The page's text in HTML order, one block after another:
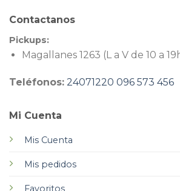
Mi Cuenta
Mis Cuenta
Mis pedidos
Contactanos
Pickups:
Magallanes 1263 (L a V de 10 a
Teléfonos: 24071220 096 573 456